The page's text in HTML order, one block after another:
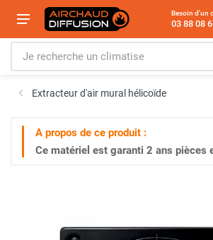
Besoin d'un
03 88 08
Extracteur d'air mural hélicoïde
A propos de ce produit :
Ce matériel est garanti 2 ans pièces